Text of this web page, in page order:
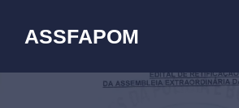
conteúdo
ASSFAPOM